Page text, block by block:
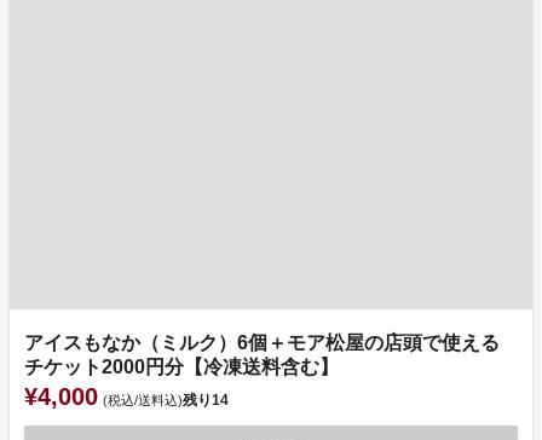
アイスもなか（ミルク）6個＋モア松屋の店頭で使える
チケット2000円分【冷凍送料含む】
¥4,000 (税込/送料込)残り14